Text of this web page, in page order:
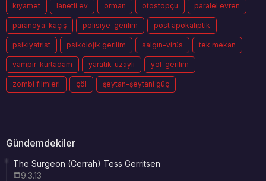
kıyamet lanetli ev orman otostopçu paralel evren
paranoya-kaçış polisiye-gerilim post apokaliptik
psikiyatrist psikolojik gerilim salgın-virüs tek mekan
vampir-kurtadam yaratık-uzaylı yol-gerilim
zombi filmleri çöl şeytan-şeytani güç
Gündemdekiler
The Surgeon (Cerrah) Tess Gerritsen
9.3.13